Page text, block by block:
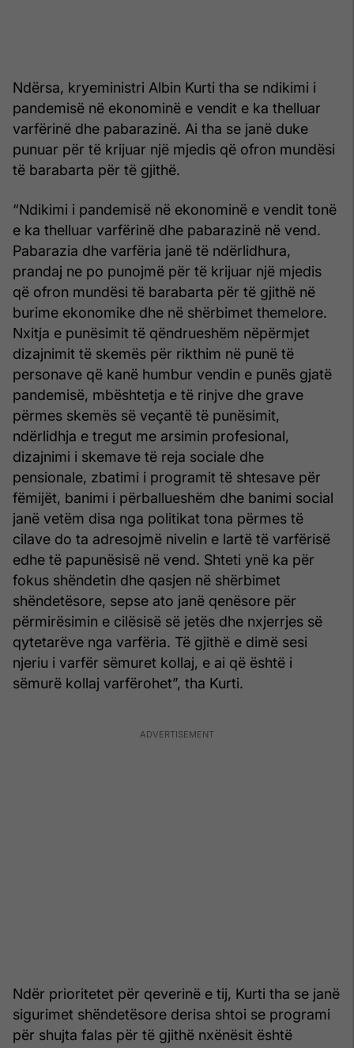
Ndërsa, kryeministri Albin Kurti tha se ndikimi i
pandemisë në ekonominë e vendit e ka thelluar
varfërinë dhe pabarazinë. Ai tha se janë duke
punuar për të krijuar një mjedis që ofron mundësi
të barabarta për të gjithë.
“Ndikimi i pandemisë në ekonominë e vendit tonë
e ka thelluar varfërinë dhe pabarazinë në vend.
Pabarazia dhe varfëria janë të ndërlidhura,
prandaj ne po punojmë për të krijuar një mjedis
që ofron mundësi të barabarta për të gjithë në
burime ekonomike dhe në shërbimet themelore.
Nxitja e punësimit të qëndrueshëm nëpërmjet
dizajnimit të skemës për rikthim në punë të
personave që kanë humbur vendin e punës gjatë
pandemisë, mbështetja e të rinjve dhe grave
përmes skemës së veçantë të punësimit,
ndërlidhja e tregut me arsimin profesional,
dizajnimi i skemave të reja sociale dhe
pensionale, zbatimi i programit të shtesave për
fëmijët, banimi i përballueshëm dhe banimi social
janë vetëm disa nga politikat tona përmes të
cilave do ta adresojmë nivelin e lartë të varfërisë
edhe të papunësisë në vend. Shteti ynë ka për
fokus shëndetin dhe qasjen në shërbimet
shëndetësore, sepse ato janë qenësore për
përmirësimin e cilësisë së jetës dhe nxjerrjes së
qytetarëve nga varfëria. Të gjithë e dimë sesi
njeriu i varfër sëmuret kollaj, e ai që është i
sëmurë kollaj varfërohet”, tha Kurti.
Ndër prioritetet për qeverinë e tij, Kurti tha se janë
sigurimet shëndetësore derisa shtoi se programi
për shujta falas për të gjithë nxënësit është